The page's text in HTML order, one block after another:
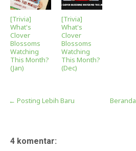
[Trivia]
What's
Clover
Blossoms
Watching
This Month?
(Jan)
[Trivia]
What's
Clover
Blossoms
Watching
This Month?
(Dec)
← Posting Lebih Baru Beranda
4 komentar: